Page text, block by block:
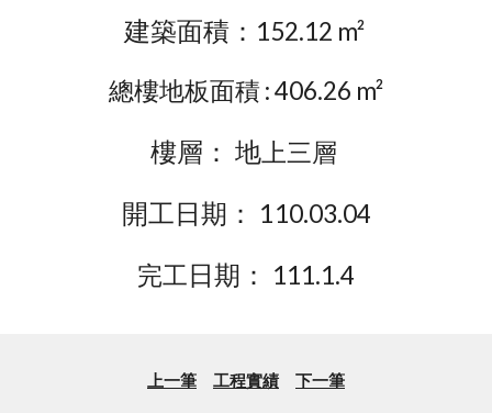
建築面積： 152.12 m²
總樓地板面積 : 406.26 m²
樓層： 地 上三層
開工日期： 110.03.04
完工日期： 111.1.4
上一筆 工程實績 下一筆